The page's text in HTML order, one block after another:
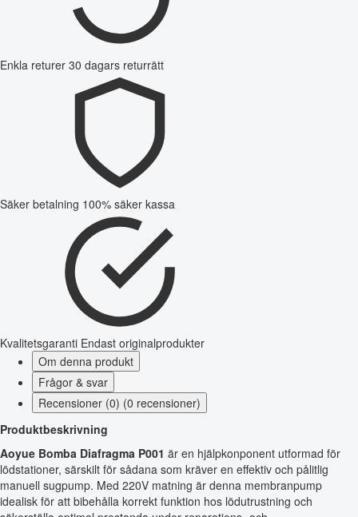
Enkla returer 30 dagars returrätt
Säker betalning 100% säker kassa
Kvalitetsgaranti Endast originalprodukter
Om denna produkt
Frågor & svar
Recensioner (0) (0 recensioner)
Produktbeskrivning
Aoyue Bomba Diafragma P001 är en hjälpkonponent utformad för
lödstationer, särskilt för sådana som kräver en effektiv och pålitlig
manuell sugpump. Med 220V matning är denna membranpump
idealisk för att bibehålla korrekt funktion hos lödutrustning och